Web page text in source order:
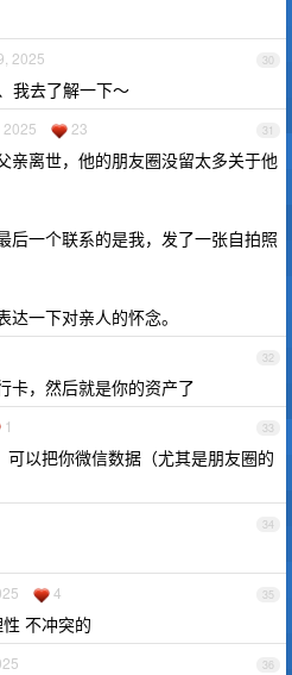
30
2025
我去了解一下～
31
2025 23
亲离世，他的朋友圈没留太多关于他
后一个联系的是我，发了一张自拍照
一下对亲人的怀念。
32
卡，然后就是你的资产了
33
1
可以把你微信数据（尤其是朋友圈的
34
35
4
不冲突的
36